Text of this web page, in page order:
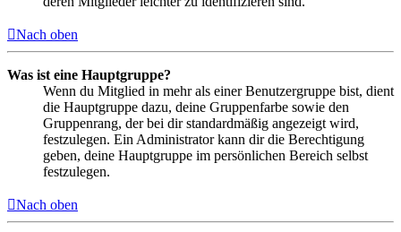
Nach oben
Was ist eine Hauptgruppe?
Wenn du Mitglied in mehr als einer Benutzergruppe bist, dient
die Hauptgruppe dazu, deine Gruppenfarbe sowie den
Gruppenrang, der bei dir standardmäßig angezeigt wird,
festzulegen. Ein Administrator kann dir die Berechtigung
geben, deine Hauptgruppe im persönlichen Bereich selbst
festzulegen.
Nach oben